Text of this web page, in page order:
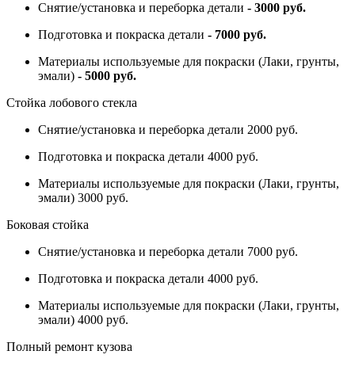
Снятие/установка и переборка детали - 3000 руб.
Подготовка и покраска детали - 7000 руб.
Материалы используемые для покраски (Лаки, грунты,
эмали) - 5000 руб.
Стойка лобового стекла
Снятие/установка и переборка детали 2000 руб.
Подготовка и покраска детали 4000 руб.
Материалы используемые для покраски (Лаки, грунты,
эмали) 3000 руб.
Боковая стойка
Снятие/установка и переборка детали 7000 руб.
Подготовка и покраска детали 4000 руб.
Материалы используемые для покраски (Лаки, грунты,
эмали) 4000 руб.
Полный ремонт кузова